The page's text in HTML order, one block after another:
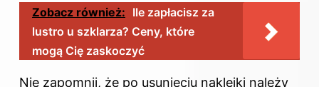
Zobacz również: Ile zapłacisz za
lustro u szklarza? Ceny, które
mogą Cię zaskoczyć
Nie zapomnij, że po usunięciu naklejki należy